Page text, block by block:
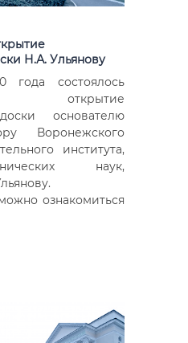
Н.А. Ульянову
года состоялось
открытие
основателю
Воронежского
института,
наук,
ознакомиться